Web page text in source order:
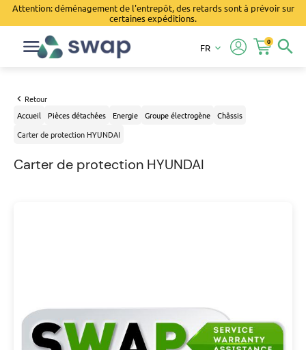
Attention: déménagement de l'entrepôt, des retards sont à prévoir sur
certaines expéditions.
search
0
FR keyboard_arrow_down
Retour
Accueil
Pièces détachées Energie Groupe électrogène
Châssis
Carter de protection HYUNDAI
Carter de protection HYUNDAI